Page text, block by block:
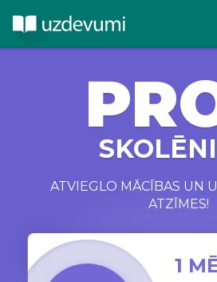
ATVIEGLO MĀCĪBAS UN
ATZĪMES!
1